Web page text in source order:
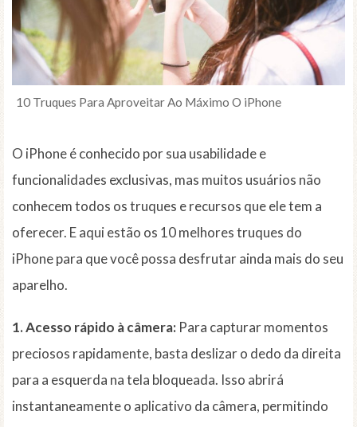
10 Truques Para Aproveitar Ao Máximo O iPhone
O iPhone é conhecido por sua usabilidade e
funcionalidades exclusivas, mas muitos usuários não
conhecem todos os truques e recursos que ele tem a
oferecer. E aqui estão os 10 melhores truques do
iPhone para que você possa desfrutar ainda mais do seu
aparelho.
1. Acesso rápido à câmera: Para capturar momentos
preciosos rapidamente, basta deslizar o dedo da direita
para a esquerda na tela bloqueada. Isso abrirá
instantaneamente o aplicativo da câmera, permitindo